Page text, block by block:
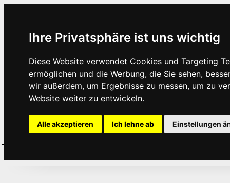
Ihre Privatsphäre ist uns wichtig
Diese Website verwendet Cookies und Targeting
ermöglichen und die Werbung, die Sie sehen,
wir außerdem, um Ergebnisse zu messen, um zu
Website weiter zu entwickeln.
Alle akzeptieren Ich lehne ab Einstellungen